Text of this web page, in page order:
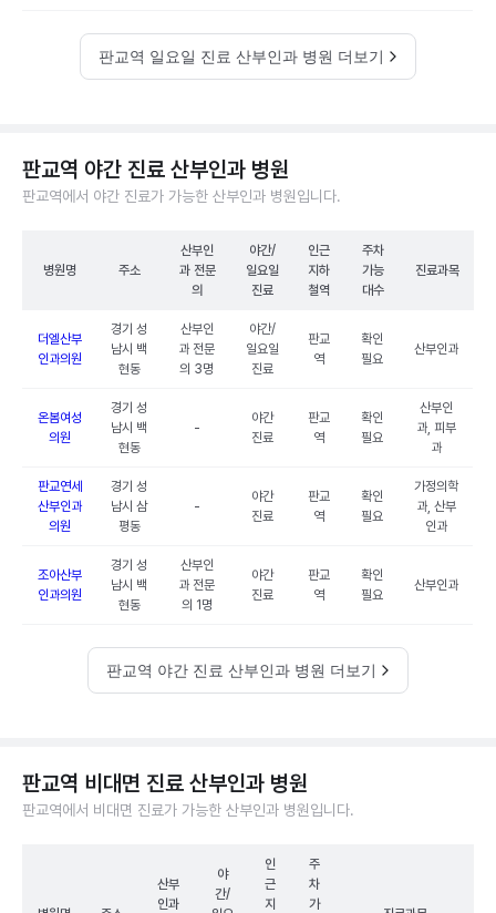
판교역 일요일 진료 산부인과 병원 더보기
판교역 야간 진료 산부인과 병원
판교역에서 야간 진료가 가능한 산부인과 병원입니다.
병원명 주소
산부인
과 전문
의
야간/
일요일
진료
인근
지하
철역
주차
가능
대수
진료과목
더엘산부
인과의원
경기 성
남시 백
현동
산부인
과 전문
의 3명
야간/
일요일
진료
판교
역
확인
필요
산부인과
온봄여성
의원
경기 성
남시 백
현동
-
야간
진료
판교
역
확인
필요
산부인
과, 피부
과
판교연세
산부인과
의원
경기 성
남시 삼
평동
-
야간
진료
판교
역
확인
필요
가정의학
과, 산부
인과
조아산부
인과의원
경기 성
남시 백
현동
산부인
과 전문
의 1명
야간
진료
판교
역
확인
필요
산부인과
판교역 야간 진료 산부인과 병원 더보기
판교역 비대면 진료 산부인과 병원
판교역에서 비대면 진료가 가능한 산부인과 병원입니다.
산부
인과
야
간/
인
근
지
주
차
가